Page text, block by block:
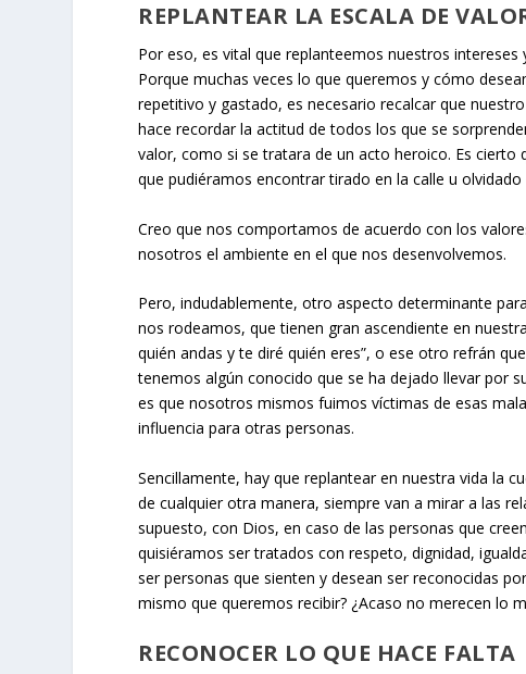
REPLANTEAR LA ESCALA DE
Por eso, es vital que replanteemos nuestros
Porque muchas veces lo que queremos y cómo
repetitivo y gastado, es necesario recalcar que
hace recordar la actitud de todos los que se
valor, como si se tratara de un acto heroico. Es
que pudiéramos encontrar tirado en la calle u
Creo que nos comportamos de acuerdo con los
nosotros el ambiente en el que nos desenvolvemos.
Pero, indudablemente, otro aspecto determinante
nos rodeamos, que tienen gran ascendiente en
quién andas y te diré quién eres”, o ese otro refrán
tenemos algún conocido que se ha dejado llevar por
es que nosotros mismos fuimos víctimas de esas
influencia para otras personas.
Sencillamente, hay que replantear en nuestra vida la
de cualquier otra manera, siempre van a mirar a las
supuesto, con Dios, en caso de las personas que
quisiéramos ser tratados con respeto, dignidad,
ser personas que sienten y desean ser reconocidas
mismo que queremos recibir? ¿Acaso no merecen lo
RECONOCER LO QUE HACE FALTA